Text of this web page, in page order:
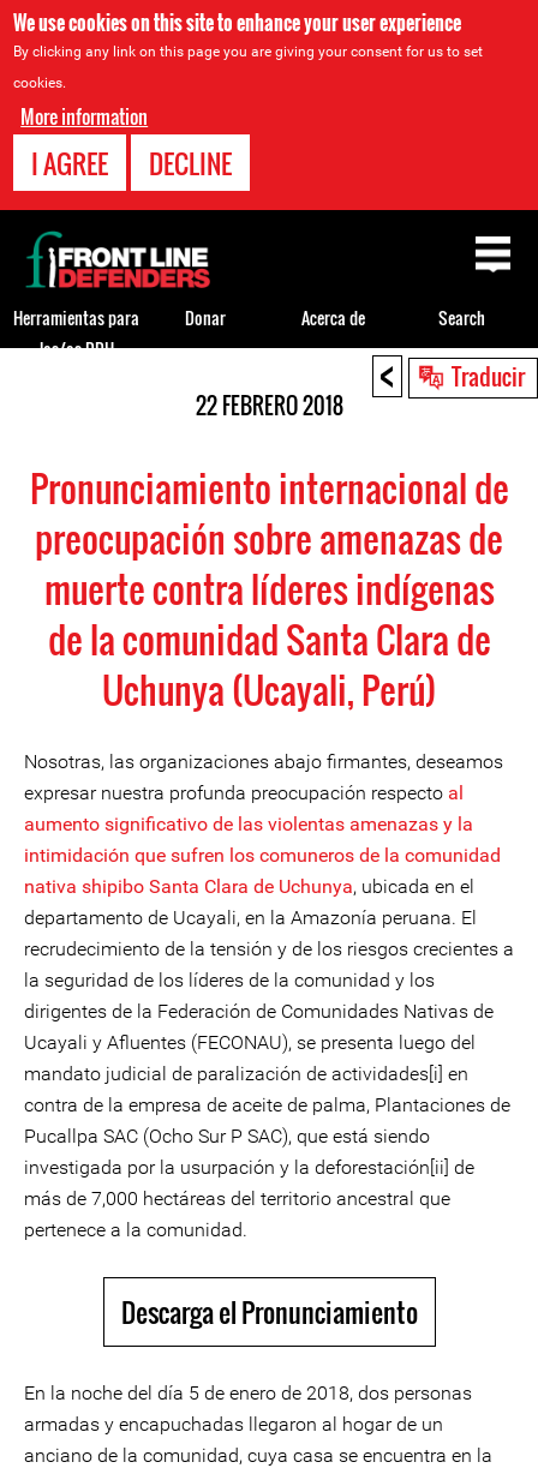
We use cookies on this site to enhance your user experience
By clicking any link on this page you are giving your consent for us to set
cookies.
More information
I AGREE DECLINE
< Traducir
22 FEBRERO 2018
Pronunciamiento internacional de
preocupación sobre amenazas de
muerte contra líderes indígenas
de la comunidad Santa Clara de
Uchunya (Ucayali, Perú)
Nosotras, las organizaciones abajo firmantes, deseamos
expresar nuestra profunda preocupación respecto al
aumento significativo de las violentas amenazas y la
intimidación que sufren los comuneros de la comunidad
nativa shipibo Santa Clara de Uchunya, ubicada en el
departamento de Ucayali, en la Amazonía peruana. El
recrudecimiento de la tensión y de los riesgos crecientes a
la seguridad de los líderes de la comunidad y los
dirigentes de la Federación de Comunidades Nativas de
Ucayali y Afluentes (FECONAU), se presenta luego del
mandato judicial de paralización de actividades[i] en
contra de la empresa de aceite de palma, Plantaciones de
Pucallpa SAC (Ocho Sur P SAC), que está siendo
investigada por la usurpación y la deforestación[ii] de
más de 7,000 hectáreas del territorio ancestral que
pertenece a la comunidad.
Descarga el Pronunciamiento
En la noche del día 5 de enero de 2018, dos personas
armadas y encapuchadas llegaron al hogar de un
anciano de la comunidad, cuya casa se encuentra en la
Back
to
top
Herramientas para
los/as DDH
Donar Acerca de Search